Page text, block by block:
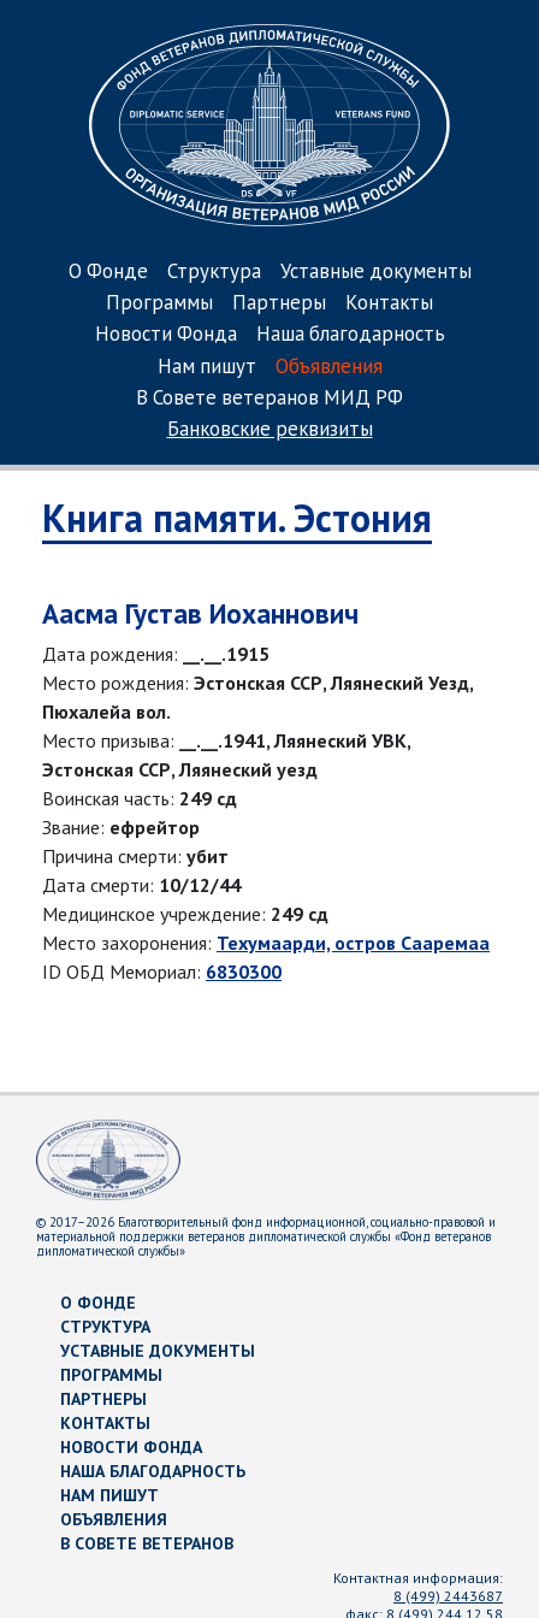
О Фонде Структура
Уставные документы
Программы
Партнеры
Контакты
Новости Фонда
Наша благодарность
Нам пишут
Объявления
В Совете ветеранов МИД РФ
Банковские реквизиты
Книга памяти. Эстония
Аасма Густав Иоханнович
Дата рождения:
__.__.1915
Место рождения: Эстонская ССР, Ляянеский Уезд,
Пюхалейа вол.
Место призыва:
__.__.1941, Ляянеский УВК,
Эстонская ССР, Ляянеский уезд
Воинская часть: 249 сд
Звание: ефрейтор
Причина смерти: убит
Дата смерти: 10/12/44
Медицинское учреждение: 249 сд
Место захоронения: Техумаарди, остров Сааремаа
ID ОБД Мемориал: 6830300
© 2017–2026 Благотворительный фонд информационной, социально-правовой и
материальной поддержки ветеранов дипломатической службы «Фонд ветеранов
дипломатической службы»
О ФОНДЕ
СТРУКТУРА
УСТАВНЫЕ ДОКУМЕНТЫ
ПРОГРАММЫ
ПАРТНЕРЫ
КОНТАКТЫ
НОВОСТИ ФОНДА
НАША БЛАГОДАРНОСТЬ
НАМ ПИШУТ
ОБЪЯВЛЕНИЯ
В СОВЕТЕ ВЕТЕРАНОВ
Контактная информация:
8 (499) 2443687
факс: 8 (499) 244 12 58